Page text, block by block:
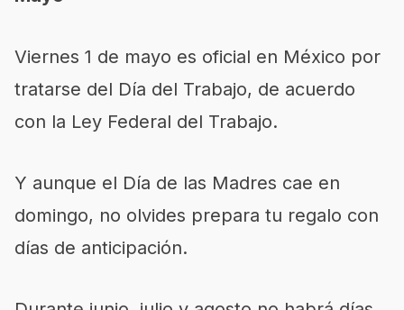
Viernes 1 de mayo es oficial en México por
tratarse del Día del Trabajo, de acuerdo
con la Ley Federal del Trabajo.
Y aunque el Día de las Madres cae en
domingo, no olvides prepara tu regalo con
días de anticipación.